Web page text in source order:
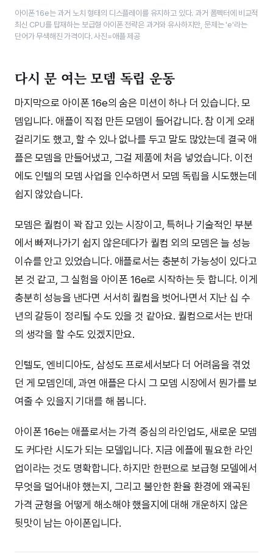
아이폰 16e는 과거 노치 형태의 디스플레이를 유지하고 있다. 과거 폼펙터에 비교적
최신 CPU를 탑재하는 보급형 아이폰 전략은 과거와 유사하지만, 문제는 'e'라는
단어가 무색해진 가격이다. 사진=애플 제공
다시 문 여는 모뎀 독립 운동
마지막으로 아이폰 16e의 숨은 미션이 하나 더 있습니다. 모
뎀입니다. 애플이 직접 만든 모뎀이 들어갑니다. 참 이게 오래
걸리기도 했고, 할 수 있나 없나를 두고 말도 많았는데 결국 애
플은 모뎀을 만들어냈고, 그걸 제품에 처음 넣었습니다. 이전
에도 인텔의 모뎀 사업을 인수하면서 모뎀 독립을 시도했는데
쉽지 않았습니다.
모뎀은 퀄컴이 꽉 잡고 있는 시장이고, 특허나 기술적인 부분
에서 빠져나가기 쉽지 않은데다가 퀄컴 외의 모뎀은 늘 성능
이슈를 안고 있었습니다. 애플로서는 충분히 가능성이 있다고
본 것 같고, 그 실험을 아이폰 16e로 시작하는 듯 합니다. 이게
충분히 성능을 낸다면 서서히 퀄컴을 벗어나면서 지난 십 수
년의 갈등이 정리될 수도 있을 것 같아요. 퀄컴으로서는 반대
의 생각을 할 수도 있겠지만요.
인텔도, 엔비디아도, 삼성도 프로세서보다 더 어려움을 겪었
던 게 모뎀인데, 과연 애플은 다시 그 모뎀 시장에서 뭔가를 보
여줄 수 있을지 기대를 해 봅니다.
아이폰 16e는 애플로서는 가격 중심의 라인업도, 새로운 모뎀
도 커다란 시도가 되는 모델입니다. 지금 에플에 필요한 라인
업이라는 것도 명확합니다. 하지만 한편으로 보급형 모델에서
무엇을 덜어내야 했는지, 그리고 불안한 환율 환경에 왜곡된
가격 균형을 어떻게 해소해야 했을지에 대해 개운하지 않은
뒷맛이 남는 아이폰입니다.